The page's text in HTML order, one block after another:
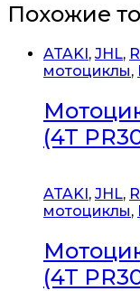
Похожие
ATAKI, JHL,
мотоциклы,
(4T
ATAKI, JHL,
мотоциклы,
(4T